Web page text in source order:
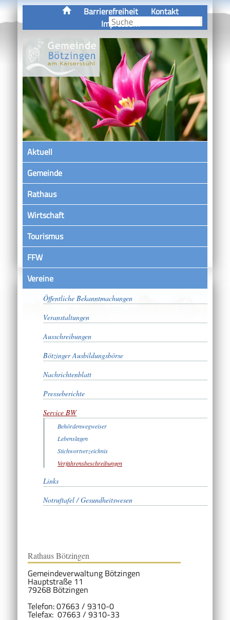
Barrierefreiheit
Kontakt
Impressum
Aktuell
Gemeinde
Rathaus
Wirtschaft
Tourismus
FFW
VereineSatzungen
Öffentliche Bekanntmachungen
Veranstaltungen
Ausschreibungen
Bötzinger Ausbildungsbörse
Nachrichtenblatt
Presseberichte
Service BW
Behördenwegweiser
Lebenslagen
Stichwortverzeichnis
Verfahrensbeschreibungen
Links
Notruftafel / Gesundheitswesen
Rathaus Bötzingen
Gemeindeverwaltung Bötzingen
Hauptstraße 11
79268 Bötzingen
Telefon: 07663 / 9310-0
Telefax: 07663 / 9310-33